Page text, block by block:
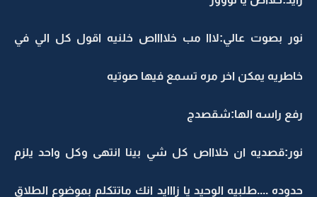
نور بصوت عالي:لااا مب خلااااص خلنيه اقول كل الي في
خاطريه يمكن اخر مره تسمع فيها صوتيه
رفع راسه الها:شقصدج
نور:قصديه ان خلاااص كل شي بينا انتهى وكل واحد يلزم
حدوده ....طلبيه الوحيد يا زااايد انك ماتتكلم بموضوع الطلاق